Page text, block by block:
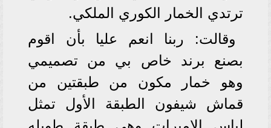
ترتدي الخمار الكوري الملكي.
وقالت: ربنا انعم عليا بأن اقوم
بصنع برند خاص بي من تصميمي
وهو خمار مكون من طبقتين من
قماش شيفون الطبقة الأول تمثل